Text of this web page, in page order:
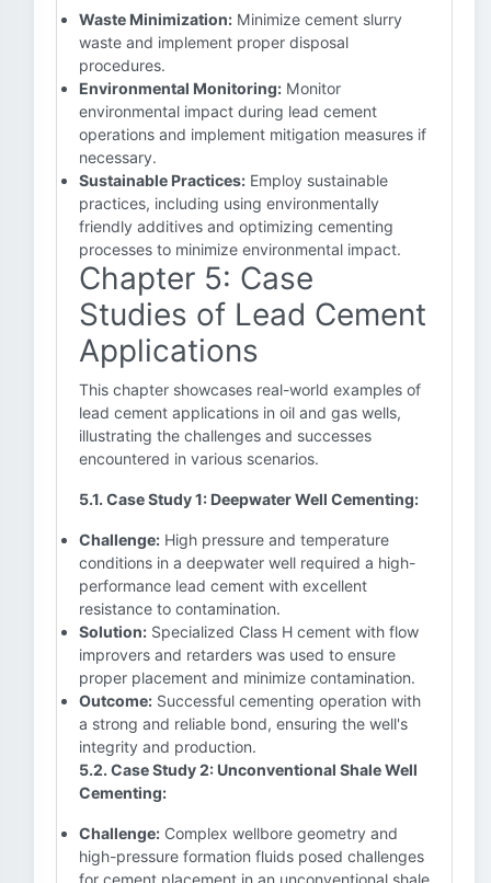
Waste Minimization: Minimize cement slurry
waste and implement proper disposal
procedures.
Environmental Monitoring: Monitor
environmental impact during lead cement
operations and implement mitigation measures if
necessary.
Sustainable Practices: Employ sustainable
practices, including using environmentally
friendly additives and optimizing cementing
processes to minimize environmental impact.
Chapter 5: Case
Studies of Lead Cement
Applications
This chapter showcases real-world examples of
lead cement applications in oil and gas wells,
illustrating the challenges and successes
encountered in various scenarios.
5.1. Case Study 1: Deepwater Well Cementing:
Challenge: High pressure and temperature
conditions in a deepwater well required a high-
performance lead cement with excellent
resistance to contamination.
Solution: Specialized Class H cement with flow
improvers and retarders was used to ensure
proper placement and minimize contamination.
Outcome: Successful cementing operation with
a strong and reliable bond, ensuring the well's
integrity and production.
5.2. Case Study 2: Unconventional Shale Well
Cementing:
Challenge: Complex wellbore geometry and
high-pressure formation fluids posed challenges
for cement placement in an unconventional shale